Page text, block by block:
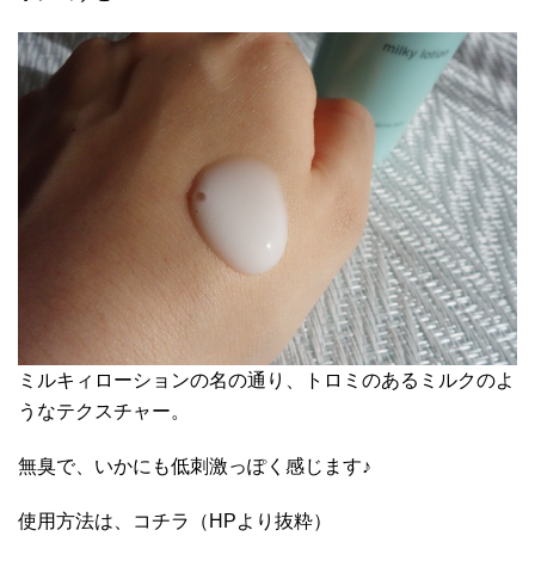
ミルキィローションの名の通り、トロミのあるミルクのよ
うなテクスチャー。
無臭で、いかにも低刺激っぽく感じます♪
使用方法は、コチラ（HPより抜粋）